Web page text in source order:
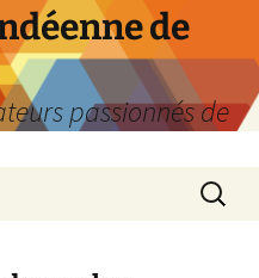
de
passionnés de